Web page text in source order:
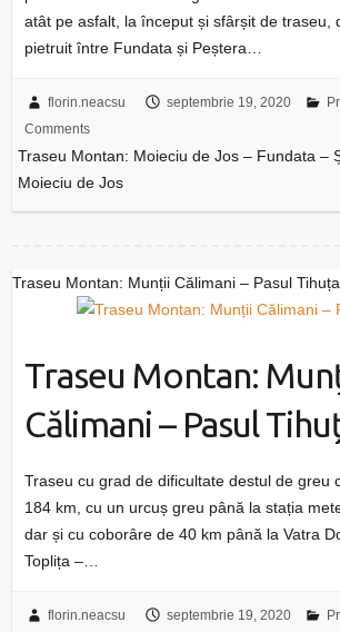
atât pe asfalt, la început și sfârșit de traseu,
pietruit între Fundata și Peștera…
florin.neacsu septembrie 19, 2020
Comments
Traseu Montan: Moieciu de Jos – Fundata –
Moieciu de Jos
Traseu Montan: Munții Călimani – Pasul Tihuța
Traseu Montan:
Călimani – Pasul
Traseu cu grad de dificultate destul de greu
184 km, cu un urcuș greu până la stația
dar și cu coborâre de 40 km până la Vatra
Toplița –…
florin.neacsu septembrie 19, 2020